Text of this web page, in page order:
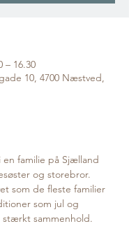
– 16.30
10, 4700 Næstved,
en familie på Sjælland
og storebror.
som de fleste familier
som jul og
sammenhold.